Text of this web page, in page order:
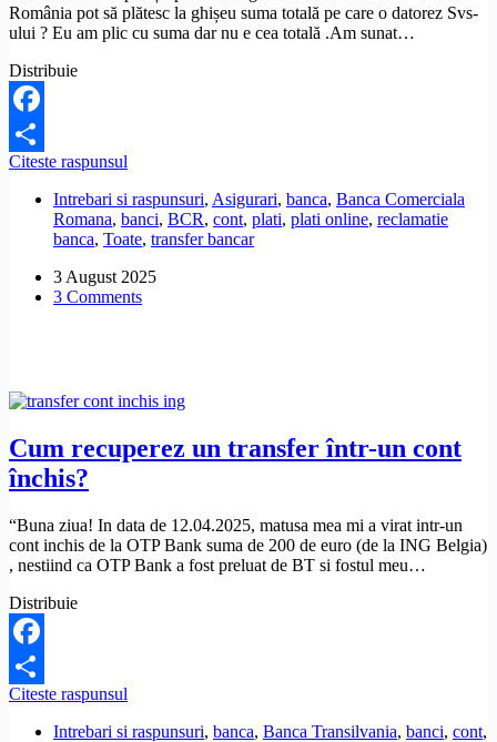
România pot să plătesc la ghișeu suma totală pe care o datorez Svs-
ului ? Eu am plic cu suma dar nu e cea totală .Am sunat…
Distribuie
Facebook
Share
Citeste raspunsul
plătesc
la
BCR
datoria
la
Intrebari si raspunsuri, Asigurari, banca, Banca Comerciala
Romana, banci, BCR, cont, plati, plati online, reclamatie
banca, Toate, transfer bancar
3 August 2025
3 Comments
Cum recuperez un transfer într-un cont
închis?
“Buna ziua! In data de 12.04.2025, matusa mea mi a virat intr-un
cont inchis de la OTP Bank suma de 200 de euro (de la ING Belgia)
, nestiind ca OTP Bank a fost preluat de BT si fostul meu…
Distribuie
Facebook
Share
Citeste raspunsul
un
Intrebari si raspunsuri, banca, Banca Transilvania, banci, cont,